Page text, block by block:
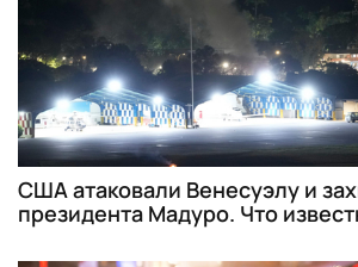
США атаковали Венесуэлу и
президента Мадуро. Что